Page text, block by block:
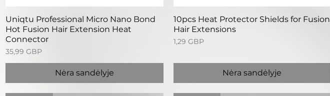
Greita peržiūra
Uniqtu Professional Micro Nano Bond
Hot Fusion Hair Extension Heat
Connector
Kaina
35,99 GBP
Nėra sandėlyje
Greita peržiūra
10pcs Heat Protector Shields for Fusion
Hair Extensions
Kaina
1,29 GBP
Nėra sandėlyje